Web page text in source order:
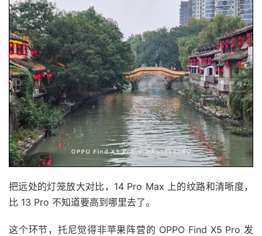
把远处的灯笼放大对比，14 Pro Max 上的纹路和清晰度，
比 13 Pro 不知道要高到哪里去了。
这个环节，托尼觉得非苹果阵营的 OPPO Find X5 Pro 发